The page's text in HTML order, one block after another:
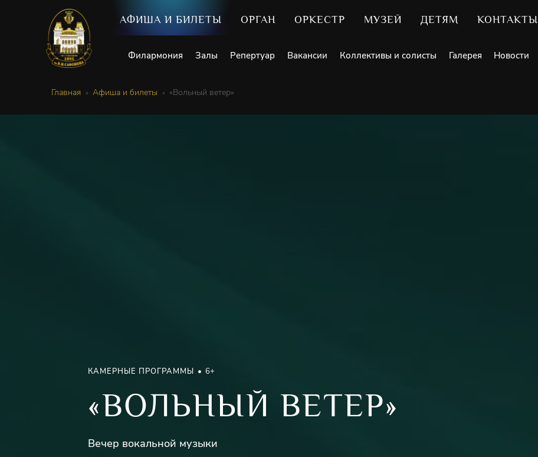
АФИША И БИЛЕТЫ ОРГАН ОРКЕСТР МУЗЕЙ ДЕТЯМ КОНТАКТЫ
Филармония Залы Репертуар Вакансии Коллективы и солисты Галерея Новости
Главная Афиша и билеты «Вольный ветер»
КАМЕРНЫЕ ПРОГРАММЫ 6+
«ВОЛЬНЫЙ ВЕТЕР»
Вечер вокальной музыки